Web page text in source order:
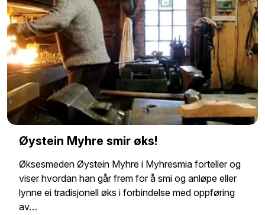
Øystein Myhre smir øks!
Øksesmeden Øystein Myhre i Myhresmia forteller og
viser hvordan han går frem for å smi og anløpe eller
lynne ei tradisjonell øks i forbindelse med oppføring
av…